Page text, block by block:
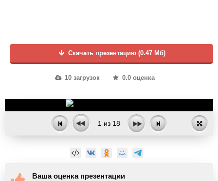
Скачать презентацию (0.47 Мб)
10 загрузок 0.0 оценка
1 из 18
Ваша оценка презентации